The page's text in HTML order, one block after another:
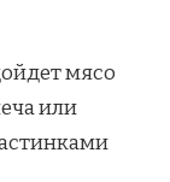
мясо
или